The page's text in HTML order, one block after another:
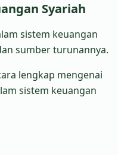
Syariah
sistem keuangan
sumber turunannya.
lengkap mengenai
sistem keuangan